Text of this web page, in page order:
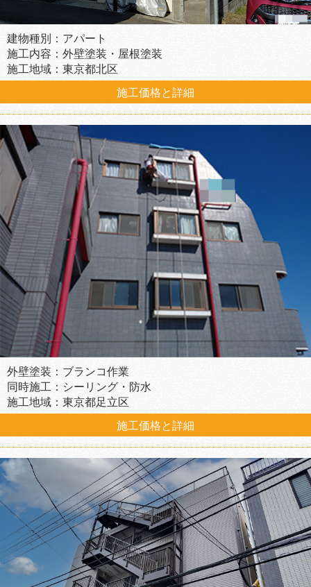
建物種別：アパート
施工内容：外壁塗装・屋根塗装
施工地域：東京都北区
施工価格と詳細
外壁塗装：ブランコ作業
同時施工：シーリング・防水
施工地域：東京都足立区
施工価格と詳細